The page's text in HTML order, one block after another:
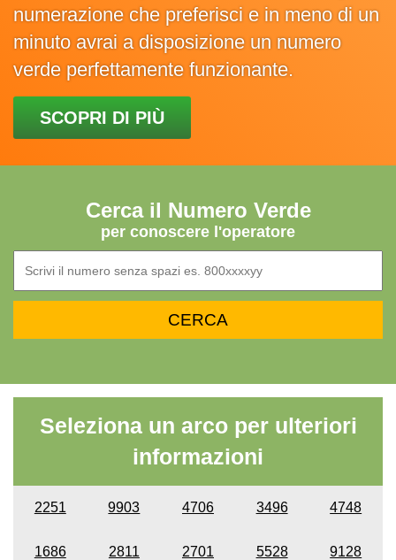
numerazione che preferisci e in meno di un
minuto avrai a disposizione un numero
verde perfettamente funzionante.
SCOPRI DI PIÙ
Cerca il Numero Verde
per conoscere l'operatore
Seleziona un arco per ulteriori
informazioni
2251 9903 4706 3496 4748
1686 2811 2701 5528 9128